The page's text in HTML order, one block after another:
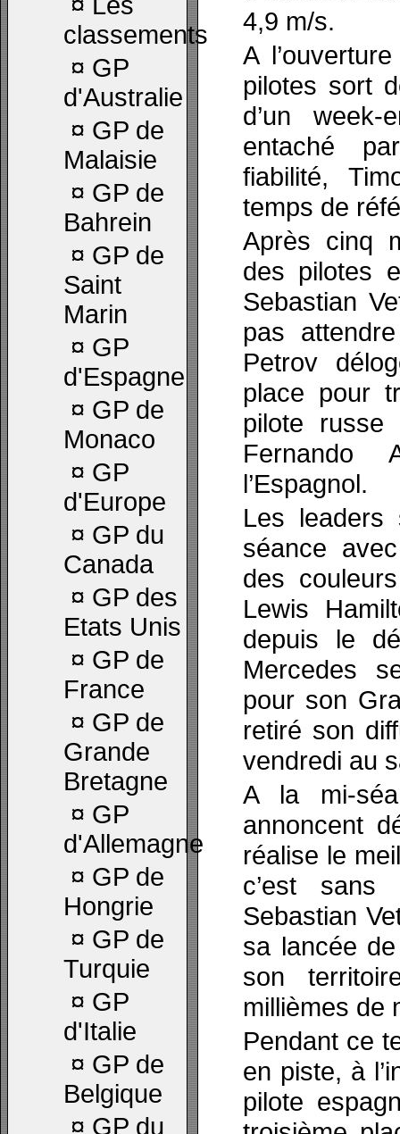
classements
¤ GP
d'Australie
¤ GP de
Malaisie
¤ GP de
Bahrein
¤ GP de
Saint
Marin
¤ GP
d'Espagne
¤ GP de
Monaco
¤ GP
d'Europe
¤ GP du
Canada
¤ GP des
Etats Unis
¤ GP de
France
¤ GP de
Grande
Bretagne
¤ GP
d'Allemagne
¤ GP de
Hongrie
¤ GP de
Turquie
¤ GP
d'Italie
¤ GP de
Belgique
¤ GP du
4,9 m/s.
A
pilotes sort
d’un week-
entaché
fiabilité,
temps de
Après cinq
des pilotes
Sebastian
pas
Petrov
place pour
pilote
Fernando
l’Espagnol.
Les
séance
des
Lewis
depuis le
Mercedes
pour son
retiré son
vendredi au
A la mi-
annoncent
réalise le
c’est sans
Sebastian
sa lancée de
son
millièmes de
Pendant ce
en piste, à
pilote